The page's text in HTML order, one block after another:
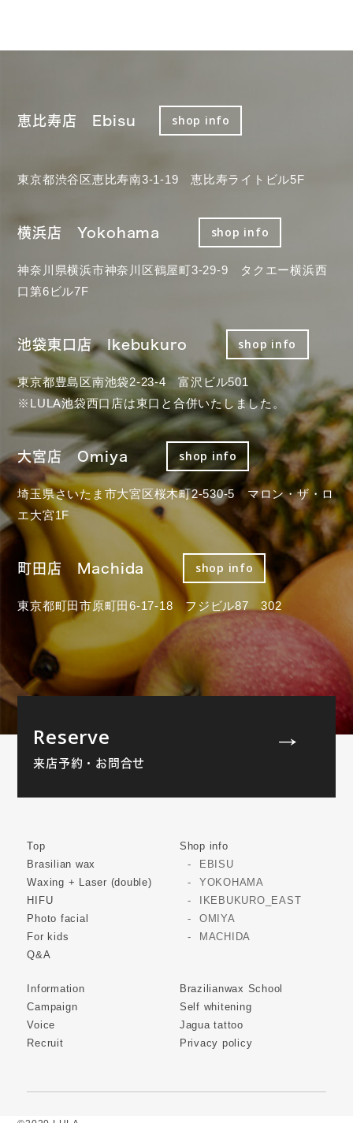
恵比寿店 Ebisu shop info
東京都渋谷区恵比寿南3-1-19 恵比寿ライトビル5F
横浜店 Yokohama shop info
神奈川県横浜市神奈川区鶴屋町3-29-9 タクエー横浜西
口第6ビル7F
池袋東口店 Ikebukuro shop info
東京都豊島区南池袋2-23-4 富沢ビル501
※LULA池袋西口店は東口と合併いたしました。
大宮店 Omiya shop info
埼玉県さいたま市大宮区桜木町2-530-5 マロン・ザ・ロ
エ大宮1F
町田店 Machida shop info
東京都町田市原町田6-17-18 フジビル87 302
Reserve
来店予約・お問合せ
Top
Brasilian wax
Waxing + Laser (double)
HIFU
Photo facial
For kids
Q&A
Shop info
EBISU
YOKOHAMA
IKEBUKURO_EAST
OMIYA
MACHIDA
Information
Campaign
Voice
Recruit
Brazilianwax School
Self whitening
Jagua tattoo
Privacy policy